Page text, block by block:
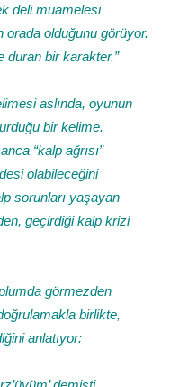
deli muamelesi
orada olduğunu görüyor.
duran bir karakter.”
aslında, oyunun
bir kelime.
“kalp ağrısı”
olabileceğini
sorunları yaşayan
geçirdiği kalp krizi
görmezden
birlikte,
anlatıyor: